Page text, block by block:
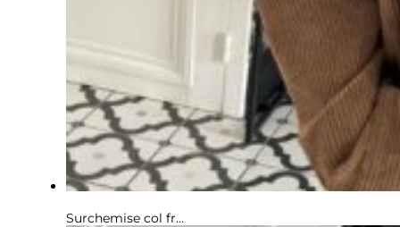
Surchemise col frou frou volant velours marron